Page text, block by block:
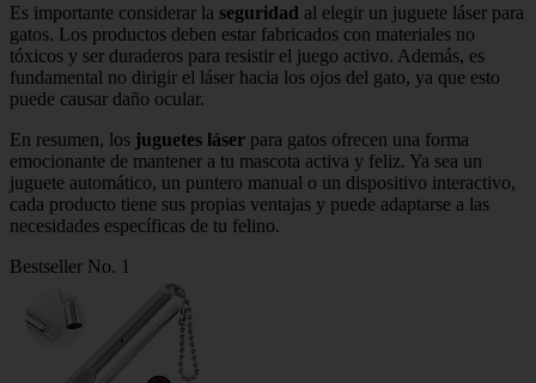
Es importante considerar la seguridad al elegir un juguete láser para
gatos. Los productos deben estar fabricados con materiales no
tóxicos y ser duraderos para resistir el juego activo. Además, es
fundamental no dirigir el láser hacia los ojos del gato, ya que esto
puede causar daño ocular.
En resumen, los juguetes láser para gatos ofrecen una forma
emocionante de mantener a tu mascota activa y feliz. Ya sea un
juguete automático, un puntero manual o un dispositivo interactivo,
cada producto tiene sus propias ventajas y puede adaptarse a las
necesidades específicas de tu felino.
Bestseller No. 1